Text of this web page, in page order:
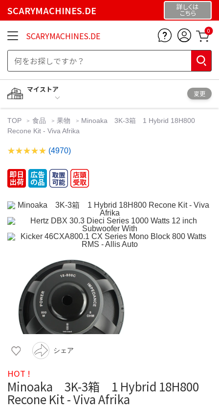
SCARYMACHINES.DE 詳しくは
こちら
SCARYMACHINES.DE 0
マイストア
変更
TOP 食品 果物
Minoaka 3K-3箱 1 Hybrid 18H800
Recone Kit - Viva Afrika
(4970)
シェア
HOT !
Minoaka 3K-3箱 1 Hybrid 18H800
Recone Kit - Viva Afrika